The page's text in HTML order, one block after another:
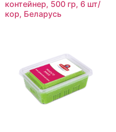
контейнер, 500 гр, 6 шт/
кор, Беларусь